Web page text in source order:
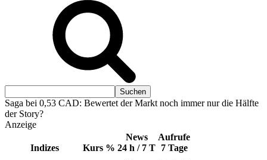
Saga bei 0,53 CAD: Bewertet der Markt noch immer nur die Hälfte
der Story?
Anzeige
Indizes Kurs %
News
24 h / 7 T
Aufrufe
7 Tage